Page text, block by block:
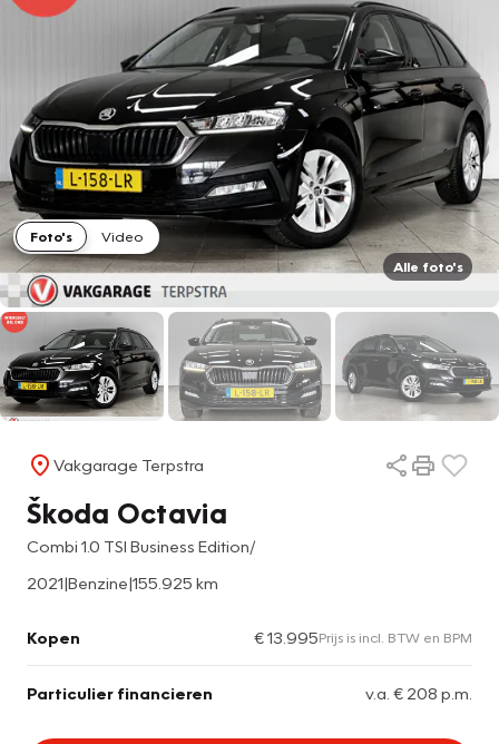
Foto's
Video
Alle foto's
Vakgarage Terpstra
Škoda Octavia
Combi 1.0 TSI Business Edition/
2021|Benzine|155.925 km
Kopen € 13.995Prijs is incl. BTW en BPM
Particulier financieren v.a. € 208 p.m.